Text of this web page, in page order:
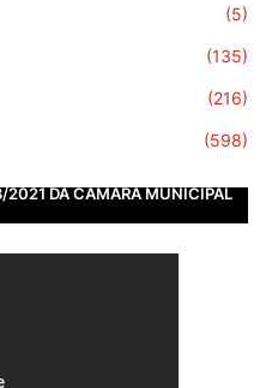
(5)
(135)
(216)
(598)
2021 DA CÂMARA MUNICIPAL